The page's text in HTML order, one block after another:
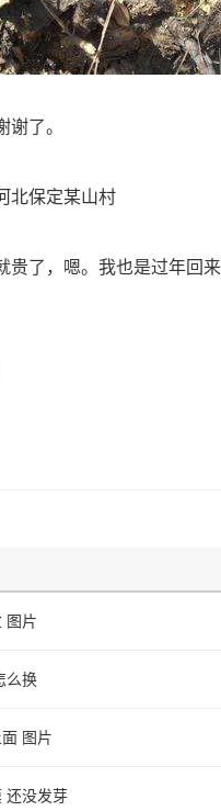
了。
北保定某山村
贵了，嗯。我也是过年回
图片
么换
图片
还没发芽